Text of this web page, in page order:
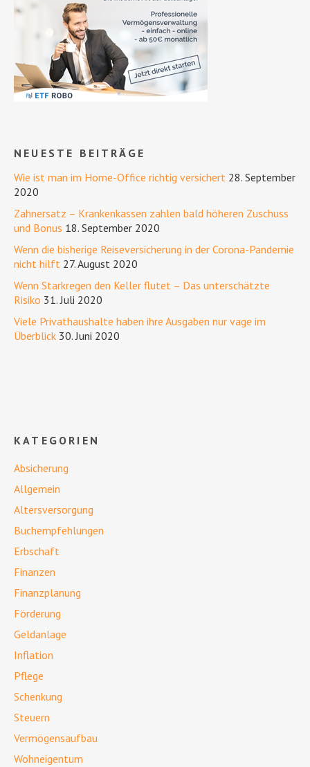
NEUESTE BEITRÄGE
Wie ist man im Home-Office richtig versichert 28. September
2020
Zahnersatz – Krankenkassen zahlen bald höheren Zuschuss
und Bonus 18. September 2020
Wenn die bisherige Reiseversicherung in der Corona-Pandemie
nicht hilft 27. August 2020
Wenn Starkregen den Keller flutet – Das unterschätzte
Risiko 31. Juli 2020
Viele Privathaushalte haben ihre Ausgaben nur vage im
Überblick 30. Juni 2020
KATEGORIEN
Absicherung
Allgemein
Altersversorgung
Buchempfehlungen
Erbschaft
Finanzen
Finanzplanung
Förderung
Geldanlage
Inflation
Pflege
Schenkung
Steuern
Vermögensaufbau
Wohneigentum